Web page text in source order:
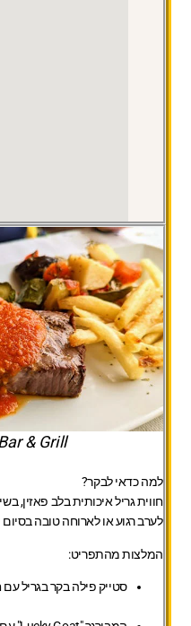
& Grill
למה כדאי לבקר?
חווית גריל איכותית בלב פאזין,
לערב רגוע או לארוחה טובה בסיום
המלצות מהתפריט:
סטייק פילה בקר בגריל